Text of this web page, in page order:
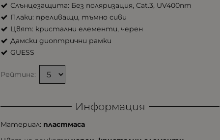
Слънцезащита: Без поляризация, Cat.3, UV400nm
Плаки: преливащи, тъмно сиви
Цвят: кристални елементи, черен
Дамски диоптрични рамки
GUESS
Рейтинг:
Информация
Материал: пластмаса